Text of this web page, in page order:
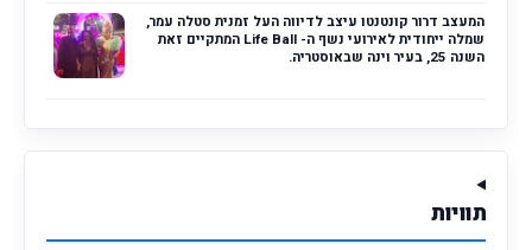
המעצב דרור קונטנטו עיצב לדיווה העל זמנית סטלה עמר,
שמלה ייחודית לאירועי נשף ה- Life Ball המתקיים זאת
השנה 25, בעיר וינה שבאוסטריה.
תוויות